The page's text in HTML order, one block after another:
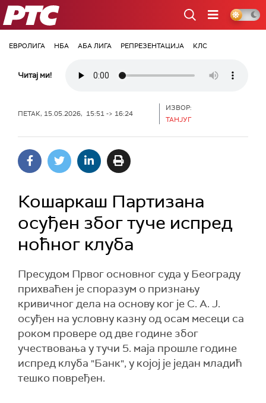
РТС
ЕВРОЛИГА НБА АБА ЛИГА РЕПРЕЗЕНТАЦИЈА КЛС
Читај ми!
ПЕТАК, 15.05.2026, 15:51 -> 16:24
ИЗВОР:
ТАНЈУГ
Кошаркаш Партизана
осуђен због туче испред
ноћног клуба
Пресудом Првог основног суда у Београду
прихваћен је споразум о признању
кривичног дела на основу ког је С. А. Ј.
осуђен на условну казну од осам месеци са
роком провере од две године због
учествовања у тучи 5. маја прошле године
испред клуба "Банк", у којој је један младић
тешко повређен.